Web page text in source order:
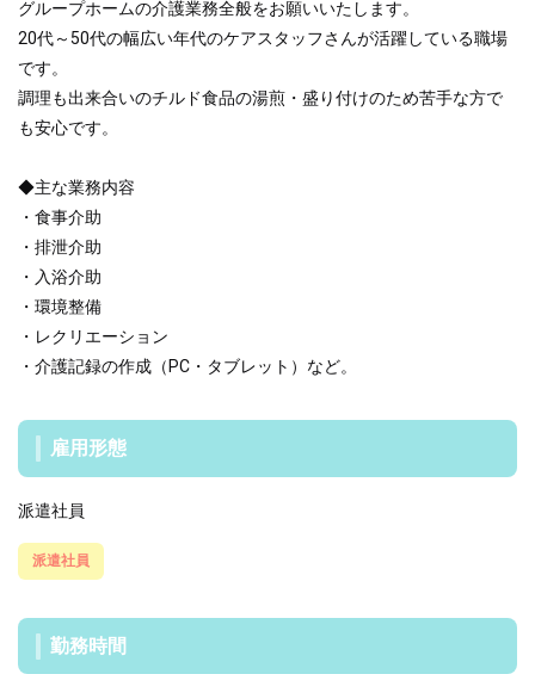
グループホームの介護業務全般をお願いいたします。
20代～50代の幅広い年代のケアスタッフさんが活躍している職場
です。
調理も出来合いのチルド食品の湯煎・盛り付けのため苦手な方で
も安心です。
◆主な業務内容
・食事介助
・排泄介助
・入浴介助
・環境整備
・レクリエーション
・介護記録の作成（PC・タブレット）など。
雇用形態
派遣社員
派遣社員
勤務時間